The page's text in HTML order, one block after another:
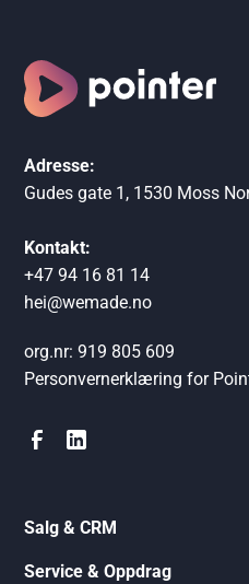
Adresse:
Gudes gate 1, 1530 Moss
Kontakt:
+47 94 16 81 14
hei@wemade.no
org.nr: 919 805 609
Personvernerklæring for
Salg & CRM
Service & Oppdrag